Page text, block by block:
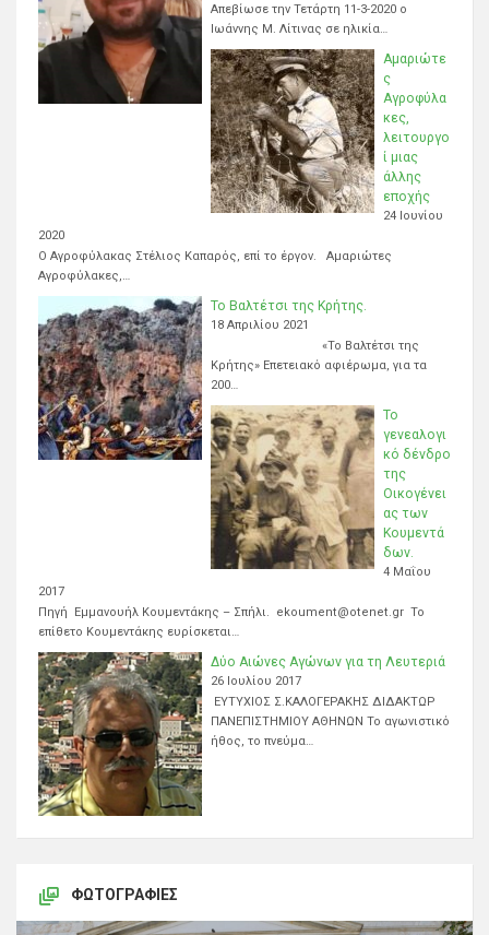
Απεβίωσε την Τετάρτη 11-3-2020 ο
Ιωάννης Μ. Λίτινας σε ηλικία…
Αμαριώτε
ς
Αγροφύλα
κες,
λειτουργο
ί μιας
άλλης
εποχής
24 Ιουνίου
2020
Ο Αγροφύλακας Στέλιος Καπαρός, επί το έργον. Αμαριώτες
Αγροφύλακες,…
Το Βαλτέτσι της Κρήτης.
18 Απριλίου 2021
«Το Βαλτέτσι της
Κρήτης» Επετειακό αφιέρωμα, για τα
200…
Το
γενεαλογι
κό δένδρο
της
Οικογένει
ας των
Κουμεντά
δων.
4 Μαΐου
2017
Πηγή Εμμανουήλ Κουμεντάκης – Σπήλι. ekoument@otenet.gr Το
επίθετο Κουμεντάκης ευρίσκεται…
Δύο Αιώνες Αγώνων για τη Λευτεριά
26 Ιουλίου 2017
ΕΥΤΥΧΙΟΣ Σ.ΚΑΛΟΓΕΡΑΚΗΣ ΔΙΔΑΚΤΩΡ
ΠΑΝΕΠΙΣΤΗΜΙΟΥ ΑΘΗΝΩΝ Το αγωνιστικό
ήθος, το πνεύμα…
ΦΩΤΟΓΡΑΦΊΕΣ